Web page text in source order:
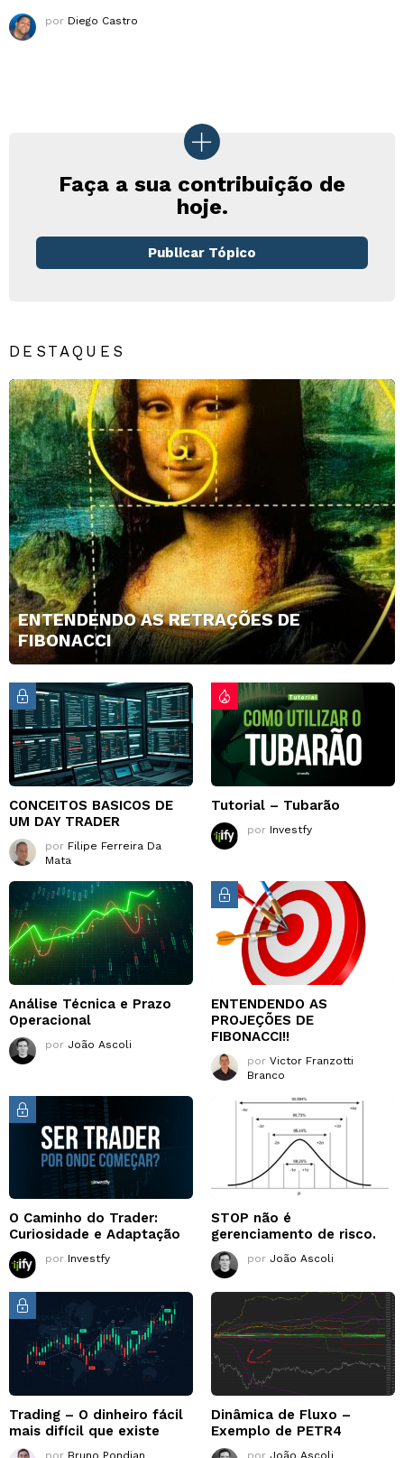
por Diego Castro
Faça a sua contribuição de
hoje.
Publicar Tópico
DESTAQUES
ENTENDENDO AS RETRAÇÕES DE
FIBONACCI
CONCEITOS BASICOS DE
UM DAY TRADER
por Filipe Ferreira Da
Mata
Tutorial – Tubarão
por Investfy
Análise Técnica e Prazo
Operacional
por João Ascoli
ENTENDENDO AS
PROJEÇÕES DE
FIBONACCI!!
por Victor Franzotti
Branco
O Caminho do Trader:
Curiosidade e Adaptação
por Investfy
STOP não é
gerenciamento de risco.
por João Ascoli
Trading – O dinheiro fácil
mais difícil que existe
Dinâmica de Fluxo –
Exemplo de PETR4